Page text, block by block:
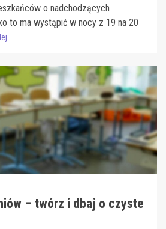
o nadchodzących
to ma wystąpić w nocy z 19 na 20
– twórz i dbaj o czyste